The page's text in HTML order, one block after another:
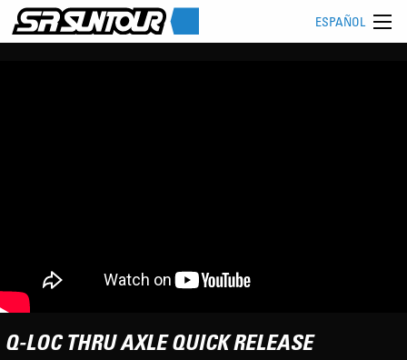
ESPAÑOL
Q-LOC THRU AXLE QUICK RELEASE